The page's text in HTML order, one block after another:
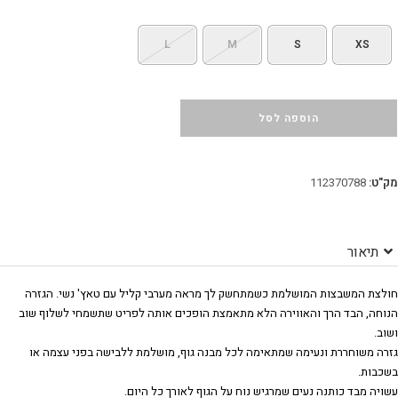
XS
S
M
L
הוספה לסל
מק"ט: 112370788
תיאור
חולצת המשבצות המושלמת כשמתחשק לך מראה מערבי קליל עם טאץ' נשי. הגזרה
הנוחה, הבד הרך והאווירה הלא מתאמצת הופכים אותה לפריט שתשמחי לשלוף שוב
ושוב.
גזרה משוחררת ונעימה שמתאימה לכל מבנה גוף, מושלמת ללבישה בפני עצמה או
בשכבות.
עשויה מבד כותנה נעים שמרגיש נוח על הגוף לאורך כל היום.